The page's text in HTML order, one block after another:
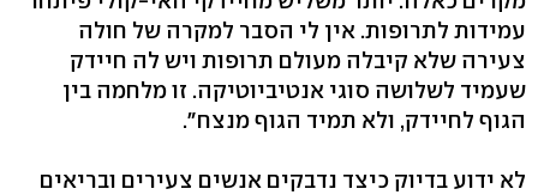
עמידות לתרופות. אין לי הסבר למקרה של חולה
צעירה שלא קיבלה מעולם תרופות ויש לה חיידק
שעמיד לשלושה סוגי אנטיביוטיקה. זו מלחמה בין
הגוף לחיידק, ולא תמיד הגוף מנצח‭."‬
לא ידוע בדיוק כיצד נדבקים אנשים צעירים ובריאים